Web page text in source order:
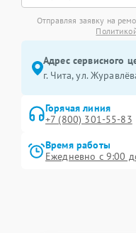
Отправляя заявку на
Адрес сервисного
г. Чита, ул.
Горячая линия
+7 (800) 301-55-83
Время работы
Ежедневно с 9:00